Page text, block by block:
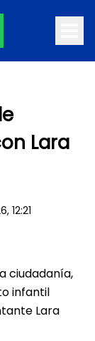
Lara
12:21
ciudadanía,
infantil
Lara